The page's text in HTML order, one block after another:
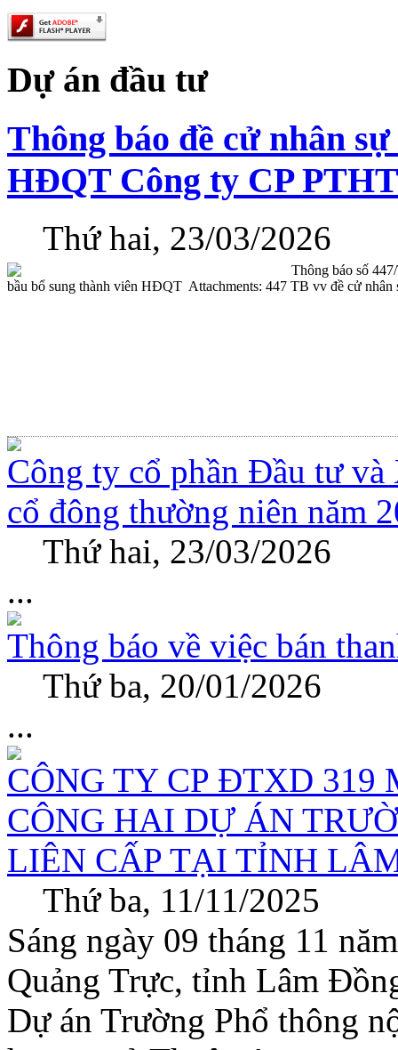
Dự án đầu tư
Thông báo đề cử nhân
HĐQT Công ty CP
Thứ hai, 23/03/2026
Thông báo số
bầu bổ sung thành viên HĐQT Attachments: 447 TB vv đề cử
Công ty cổ phần Đầu tư
cổ đông thường niên năm
Thứ hai, 23/03/2026
...
Thông báo về việc bán
Thứ ba, 20/01/2026
...
CÔNG TY CP ĐTXD
CÔNG HAI DỰ ÁN
LIÊN CẤP TẠI TỈNH
Thứ ba, 11/11/2025
Sáng ngày 09 tháng 11
Quảng Trực, tỉnh Lâm
Dự án Trường Phổ thông